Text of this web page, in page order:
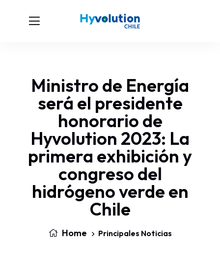
Ministro de Energía
será el presidente
honorario de
Hyvolution 2023: La
primera exhibición y
congreso del
hidrógeno verde en
Chile
Home Principales Noticias